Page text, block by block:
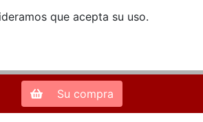
que acepta su uso.
Zona de Clientes
Su compra